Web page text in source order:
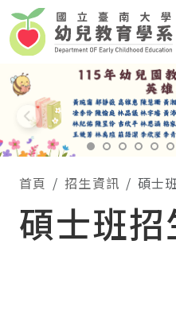
生入學即可修習教
庭教育學系研究所
生可修讀幼兒園教師
115年幼兒園教師資格檢
首頁 招生資訊 碩士
碩士班招